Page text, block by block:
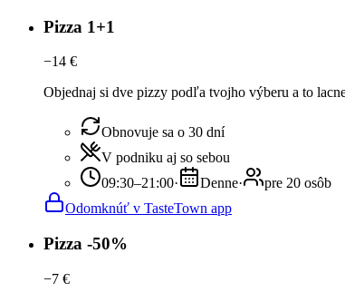
Pizza 1+1
−14 €
Objednaj si dve pizzy podľa tvojho výberu a to
Obnovuje sa o 30 dní
V podniku aj so sebou
09:30–21:00· Denne·
pre 20 osôb
Odomknúť v TasteTown app
Pizza -50%
−7 €